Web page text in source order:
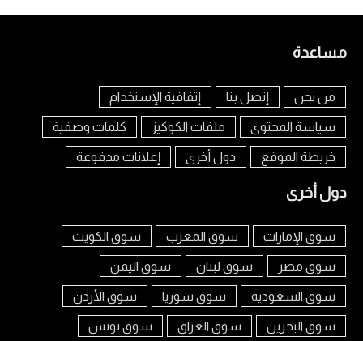
مساعدة
من نحن إتصل بنا إتفاقية الإستخدام
سياسة المحتوى ملفات الكوكيز كلمات وصفية
خريطة الموقع دول أخرى إعلانات مدفوعة
دول أخرى
سوق الإمارات سوق المغرب سوق الكويت
سوق مصر سوق لبنان سوق اليمن
سوق السعودية سوق سوريا سوق الأردن
سوق البحرين سوق العراق سوق تونس